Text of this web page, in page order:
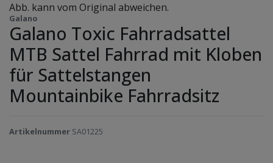
Abb. kann vom Original abweichen.
Galano
Galano Toxic Fahrradsattel
MTB Sattel Fahrrad mit Kloben
für Sattelstangen
Mountainbike Fahrradsitz
Artikelnummer SA01225